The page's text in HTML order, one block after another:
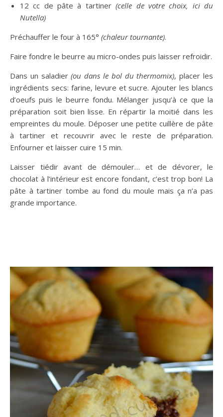
12 cc de pâte à tartiner(celle de votre choix, ici du
Nutella)
Préchauffer le four à 165° (chaleur tournante).
Faire fondre le beurre au micro-ondes puis laisser refroidir.
Dans un saladier(ou dans le bol du thermomix), placer les
ingrédients secs: farine, levure et sucre. Ajouter les blancs
d’oeufs puis le beurre fondu. Mélanger jusqu’à ce que la
préparation soit bien lisse. En répartir la moitié dans les
empreintes du moule. Déposer une petite cuillère de pâte
à tartiner et recouvrir avec le reste de préparation.
Enfourner et laisser cuire 15 min.
Laisser tiédir avant de démouler… et de dévorer, le
chocolat à l’intérieur est encore fondant, c’est trop bon! La
pâte à tartiner tombe au fond du moule mais ça n’a pas
grande importance.